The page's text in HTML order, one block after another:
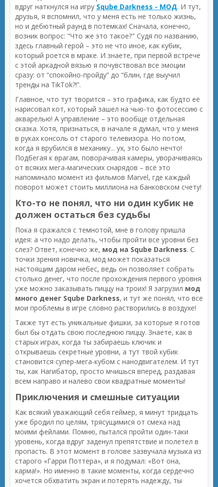
вдруг наткнулся на игру Sqube Darkness - МОД. И тут,
друзья, я вспомнил, что у меня есть не только жизнь,
но и дебютный раунд в потемках! Сначала, конечно,
возник вопрос: "Что же это такое?" Судя по названию,
здесь главный герой – это не что иное, как кубик,
который роется в мраке. И знаете, при первой встрече
с этой аркадной вязью я почувствовал все эмоции
сразу: от “спокойно-пройду” до “блин, где выучил
тренды на TikTok?!”.
Главное, что тут творится – это графика, как будто её
нарисовал кот, который зашел на чью-то фотосессию с
акварелью! А управление – это вообще отдельная
сказка. Хотя, признаться, в начале я думал, что у меня
в руках консоль от старого телевизора. Но потом,
когда я врубился в механику... ух, это было нечто!
Подбегая к врагам, поворачивая камеры, уворачиваясь
от всяких мега-магических снарядов – всё это
напоминало момент из фильмов Marvel, где каждый
поворот может стоить миллиона на банковском счету!
Кто-то не понял, что ни один кубик не
должен остаться без судьбы
Пока я сражался с темнотой, мне в голову пришла
идея: а что надо делать, чтобы пройти все уровни без
слез? Ответ, конечно же, мод на Sqube Darkness. С
точки зрения новичка, мод может показаться
настоящим даром небес, ведь он позволяет собрать
столько денег, что после прохождения первого уровня
уже можно заказывать пиццу на троих! Я загрузил мод
много денег Sqube Darkness, и тут же понял, что все
мои проблемы в игре словно растворились в воздухе!
Также тут есть уникальные фишки, за которые я готов
был бы отдать свою последнюю пиццу. Знаете, как в
старых играх, когда ты забираешь ключик и
открываешь секретные уровни, а тут твой кубик
становится супер-мега-кубом с нанодвигателем. И тут
ты, как Нагибатор, просто мчишься вперед, раздавая
всем направо и налево свои квадратные моменты!
Приключения и смешные ситуации
Как всякий уважающий себя геймер, я минут тридцать
уже бродил по целям, трясущимися от смеха над
моими фейлами. Помню, пытался пройти один-таки
уровень, когда вдруг заденул препятствие и полетел в
пропасть. В этот момент в голове зазвучала музыка из
старого «Гарри Поттера», и я подумал: «Вот она,
карма!». Но именно в такие моменты, когда сердечно
хочется обхватить экран и потерять надежду, ты